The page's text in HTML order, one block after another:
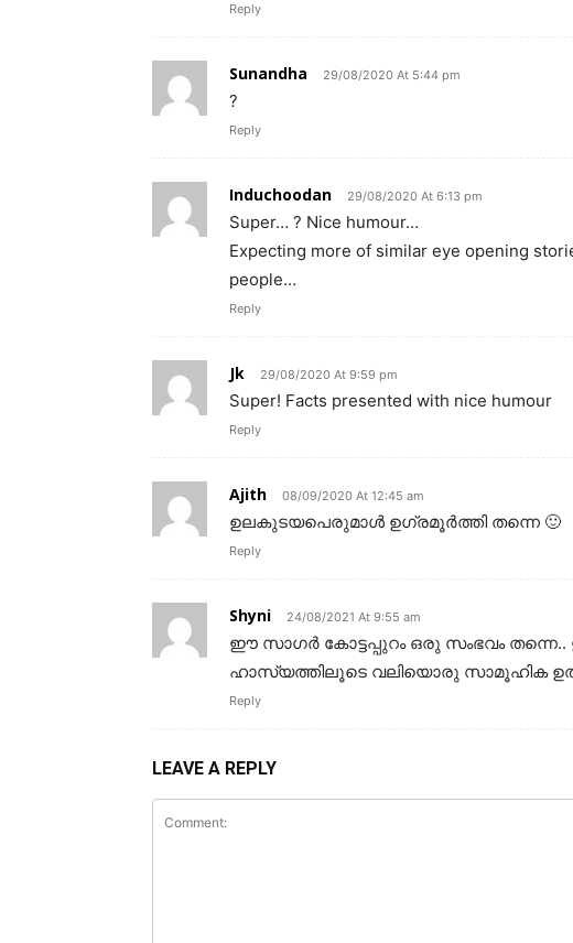
Reply
Sunandha 29/08/2020 At 5:44 pm
?
Reply
Induchoodan 29/08/2020 At 6:13 pm
Super… ? Nice humour…
Expecting more of similar eye opening
people…
Reply
Jk 29/08/2020 At 9:59 pm
Super! Facts presented with nice humour
Reply
Ajith 08/09/2020 At 12:45 am
ഉലകുടയപെരുമാൾ ഉഗ്രമൂർത്തി തന്നെ 🙂
Reply
Shyni 24/08/2021 At 9:55 am
ഈ സാഗർ കോട്ടപ്പുറം ഒരു സംഭവം
ഹാസ്യത്തിലൂടെ വലിയൊരു സാമൂഹിക
Reply
LEAVE A REPLY